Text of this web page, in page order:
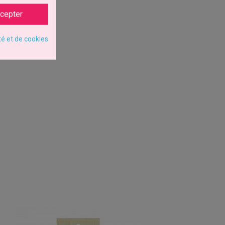
et de cookies